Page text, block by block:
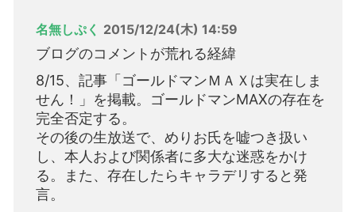
名無しぷく 2015/12/24(木) 14:59
ブログのコメントが荒れる経緯
8/15、記事「ゴールドマンＭＡＸは実在しま
せん！」を掲載。ゴールドマンMAXの存在を
完全否定する。
その後の生放送で、めりお氏を嘘つき扱い
し、本人および関係者に多大な迷惑をかけ
る。また、存在したらキャラデリすると発
言。